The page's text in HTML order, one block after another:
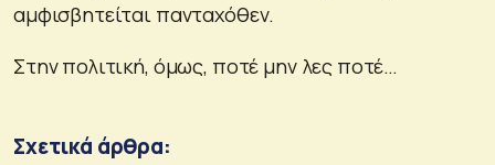
αμφισβητείται πανταχόθεν.
Στην πολιτική, όμως, ποτέ μην λες ποτέ…
Σχετικά άρθρα: